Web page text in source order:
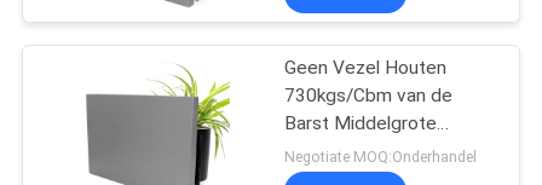
POLICY
Geen Vezel Houten
730kgs/Cbm van de
Barst Middelgrote
Dichtheid
Negotiate MOQ:Onderhandel